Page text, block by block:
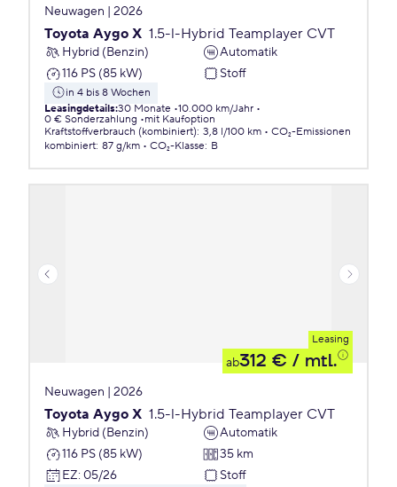
Neuwagen | 2026
Toyota Aygo X 1.5-l-Hybrid Teamplayer CVT
Hybrid (Benzin)
Automatik
116 PS (85 kW)
Stoff
in 4 bis 8 Wochen
Leasingdetails:30 Monate 10.000 km/Jahr
0 € Sonderzahlung
mit Kaufoption
Kraftstoffverbrauch (kombiniert): 3,8 l/100 km
CO₂-Emissionen
kombiniert: 87 g/km CO₂-Klasse: B
Leasing
ab312 € / mtl.
Neuwagen | 2026
Toyota Aygo X 1.5-l-Hybrid Teamplayer CVT
Hybrid (Benzin)
Automatik
116 PS (85 kW)
35 km
EZ: 05/26 Stoff